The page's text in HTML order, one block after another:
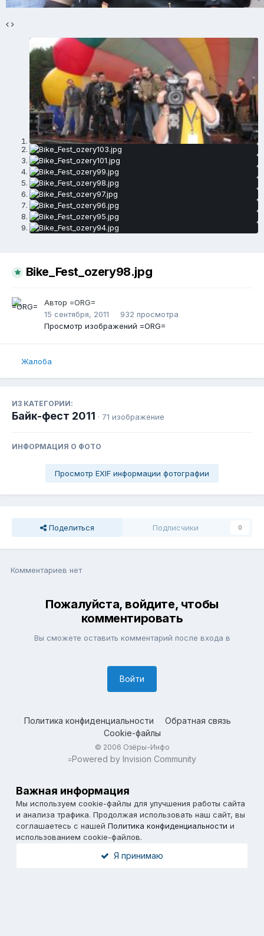
Bike_Fest_ozery98.jpg
Автор =ORG=
15 сентября, 2011
932 просмотра
Просмотр изображений =ORG=
Жалоба
ИЗ КАТЕГОРИИ:
Байк-фест 2011 · 71 изображение
ИНФОРМАЦИЯ О ФОТО
Просмотр EXIF информации фотографии
Поделиться Подписчики 0
Комментариев нет
Пожалуйста, войдите, чтобы
комментировать
Вы сможете оставить комментарий после входа в
Войти
Политика конфиденциальности
Обратная связь
Cookie-файлы
© 2006 Озёры-Инфо
=Powered by Invision Community
Важная информация
Мы используем cookie-файлы для улучшения работы сайта
и анализа трафика. Продолжая использовать наш сайт, вы
соглашаетесь с нашей Политика конфиденциальности и
использованием cookie-файлов.
Я принимаю